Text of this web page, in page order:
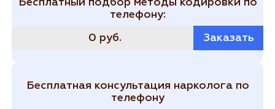
Бесплатный подбор методы кодировки по
телефону:
0 руб. Заказать
Бесплатная консультация нарколога по
телефону